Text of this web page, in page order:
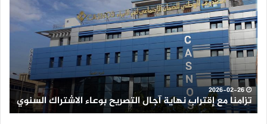
إقتراب
نهاية
آجال
التصريح
بوعاء
الاشتراك
السنوي2026-02-26
تزامنا مع إقتراب نهاية آجال التصريح بوعاء الاشتراك السنوي